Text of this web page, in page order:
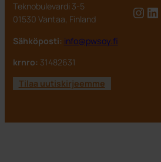
Teknobulevardi 3-5
01530 Vantaa, Finland
Sähköposti: info@pwsoy.fi
krnro: 31482631
Tilaa uutiskirjeemme